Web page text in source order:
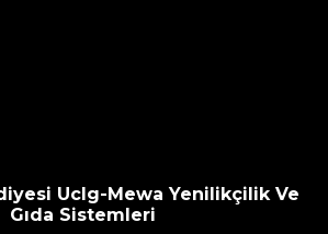
Uclg-Mewa Yenilikçilik Ve
Gıda Sistemleri